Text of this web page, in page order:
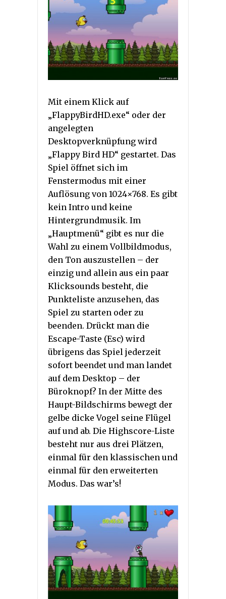
Mit einem Klick auf
„FlappyBirdHD.exe“ oder der
angelegten
Desktopverknüpfung wird
„Flappy Bird HD“ gestartet. Das
Spiel öffnet sich im
Fenstermodus mit einer
Auflösung von 1024×768. Es gibt
kein Intro und keine
Hintergrundmusik. Im
„Hauptmenü“ gibt es nur die
Wahl zu einem Vollbildmodus,
den Ton auszustellen – der
einzig und allein aus ein paar
Klicksounds besteht, die
Punkteliste anzusehen, das
Spiel zu starten oder zu
beenden. Drückt man die
Escape-Taste (Esc) wird
übrigens das Spiel jederzeit
sofort beendet und man landet
auf dem Desktop – der
Büroknopf? In der Mitte des
Haupt-Bildschirms bewegt der
gelbe dicke Vogel seine Flügel
auf und ab. Die Highscore-Liste
besteht nur aus drei Plätzen,
einmal für den klassischen und
einmal für den erweiterten
Modus. Das war’s!